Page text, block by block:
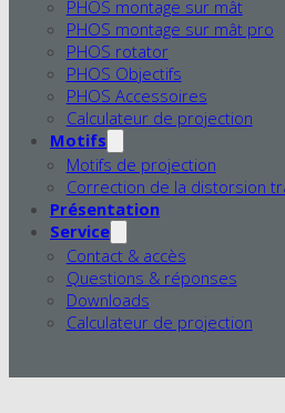
PHOS montage sur mât
PHOS montage sur mât pro
PHOS rotator
PHOS Objectifs
PHOS Accessoires
Calculateur de projection
Motifs
Motifs de projection
Correction de la distorsion
Présentation
Service
Contact & accès
Questions & réponses
Downloads
Calculateur de projection